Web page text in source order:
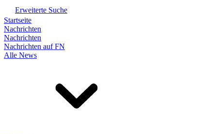
Erweiterte Suche
Startseite
Nachrichten
Nachrichten
Nachrichten auf FN
Alle News